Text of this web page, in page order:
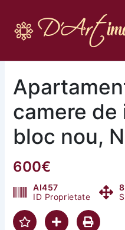
content
camere
bloc nou,
600€
AI457
ID Proprietate